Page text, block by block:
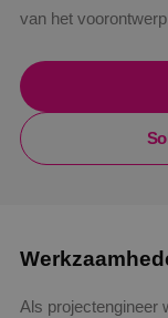
van het
Als projectengineer